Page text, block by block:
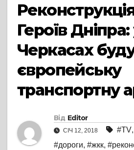
Героїв Дніпра:
Черкасах
європейську
транспортну
Від Editor
СІЧ 12, 2018 #TV,
#дороги, #жкк,